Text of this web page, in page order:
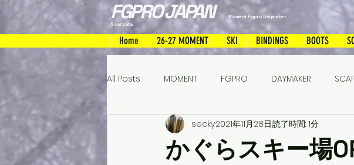
FGPRO JAPAN
Moment Fgpro Daymaker
Scarpata
Home 26-27 MOMENT SKI BINDINGS BOOTS
All Posts MOMENT FGPRO DAYMAKER
FREERIDESKI ハンドメイドスキー トリプルキャン
かぐらスキー場
secky2021年11月28日読了時間: 1分